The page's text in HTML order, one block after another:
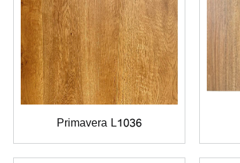
Primavera L1036